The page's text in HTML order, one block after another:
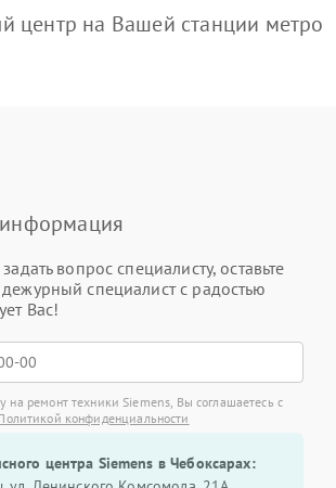
центр на Вашей станции метро
вопрос специалисту, оставьте
специалист с радостью
Вас!
на ремонт техники Siemens, Вы соглашаетесь с
конфиденциальности
центра Siemens в Чебоксарах: